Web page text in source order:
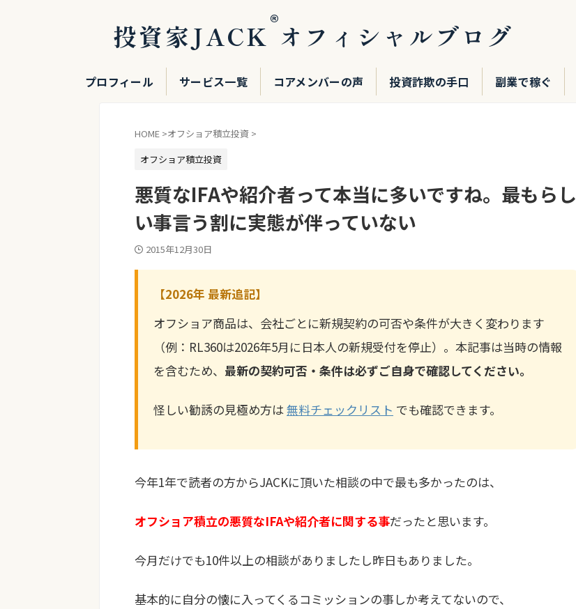
投資家JACK®オフィシャルブログ
プロフィール サービス一覧 コアメンバーの声 投資詐欺の手口 副業で稼ぐ
HOME >オフショア積立投資 >
オフショア積立投資
悪質なIFAや紹介者って本当に多いですね。最もらし
い事言う割に実態が伴っていない
2015年12月30日
【2026年 最新追記】
オフショア商品は、会社ごとに新規契約の可否や条件が大きく変わります
（例：RL360は2026年5月に日本人の新規受付を停止）。本記事は当時の情報
を含むため、 最新の契約可否・条件は必ずご自身で確認してください。
怪しい勧誘の見極め方は無料チェックリスト でも確認できます。
今年1年で読者の方からJACKに頂いた相談の中で最も多かったのは、
オフショア積立の悪質なIFAや紹介者に関する事だったと思います。
今月だけでも10件以上の相談がありましたし昨日もありました。
基本的に自分の懐に入ってくるコミッションの事しか考えてないので、